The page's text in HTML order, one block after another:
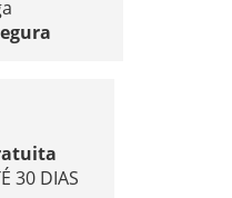
30 DIAS